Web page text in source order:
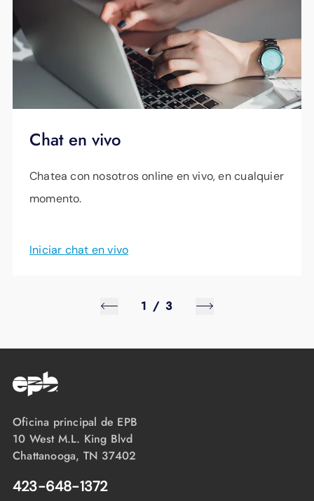
Chat en vivo
Chatea con nosotros online en vivo, en cualquier
momento.
Iniciar chat en vivo
1 / 3
Oficina principal de EPB
10 West M.L. King Blvd
Chattanooga, TN 37402
423-648-1372